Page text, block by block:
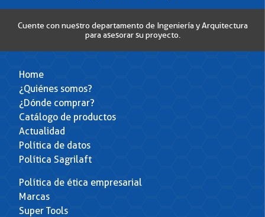
Cuente con nuestro departamento de Ingeniería y Arquitectura
para asesorar su proyecto.
Home
¿Quiénes somos?
¿Dónde comprar?
Catálogo de productos
Actualidad
Política de datos
Política Sagrilaft
Política de ética empresarial
Marcas
Super Tools